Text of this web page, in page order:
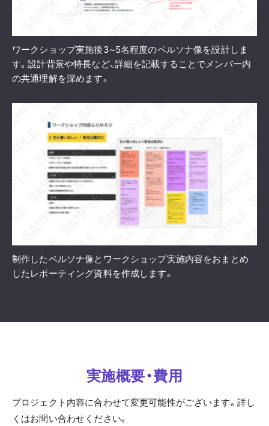
ワークショップ実施後3~5名程度のペルソナ像を設計しま
す。設計背景や特長など、詳細を記載することでメンバー内
の共通理解を深めます。
制作したペルソナ像とワークショップ実施内容をおまとめ
したレポーティング資料を作成します。
実施概要・費用
プロジェクト内容に合わせて変更可能性がございます。詳し
くはお問い合わせください。